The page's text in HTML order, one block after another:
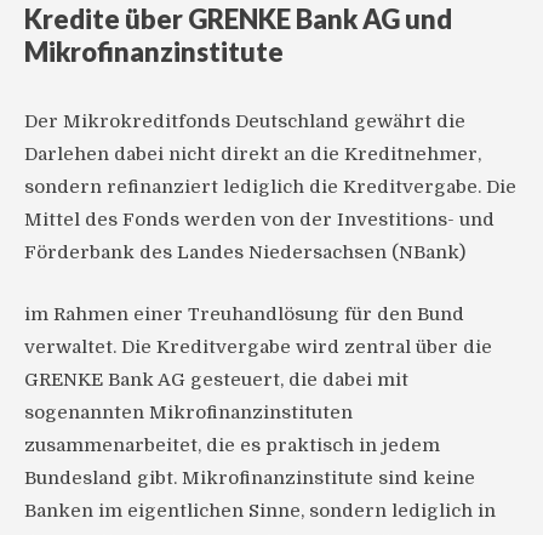
Kredite über GRENKE Bank AG und
Mikrofinanzinstitute
Der Mikrokreditfonds Deutschland gewährt die
Darlehen dabei nicht direkt an die Kreditnehmer,
sondern refinanziert lediglich die Kreditvergabe. Die
Mittel des Fonds werden von der Investitions- und
Förderbank des Landes Niedersachsen (NBank)
im Rahmen einer Treuhandlösung für den Bund
verwaltet. Die Kreditvergabe wird zentral über die
GRENKE Bank AG gesteuert, die dabei mit
sogenannten Mikrofinanzinstituten
zusammenarbeitet, die es praktisch in jedem
Bundesland gibt. Mikrofinanzinstitute sind keine
Banken im eigentlichen Sinne, sondern lediglich in